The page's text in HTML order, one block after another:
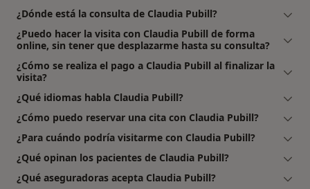
¿Dónde está la consulta de Claudia Pubill?
¿Puedo hacer la visita con Claudia Pubill de forma
online, sin tener que desplazarme hasta su consulta?
¿Cómo se realiza el pago a Claudia Pubill al finalizar la
visita?
¿Qué idiomas habla Claudia Pubill?
¿Cómo puedo reservar una cita con Claudia Pubill?
¿Para cuándo podría visitarme con Claudia Pubill?
¿Qué opinan los pacientes de Claudia Pubill?
¿Qué aseguradoras acepta Claudia Pubill?